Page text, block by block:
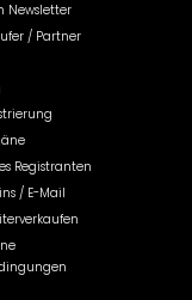
Newsletter
/ Partner
Registranten
/ E-Mail